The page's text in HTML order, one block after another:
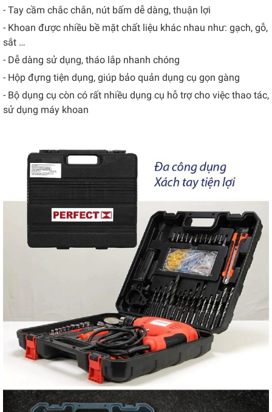
- Tay cầm chắc chắn, nút bấm dễ dàng, thuận lợi
- Khoan được nhiều bề mặt chất liệu khác nhau như: gạch, gỗ,
sắt …
- Dễ dàng sử dụng, tháo lắp nhanh chóng
- Hộp đựng tiện dụng, giúp bảo quản dụng cụ gọn gàng
- Bộ dụng cụ còn có rất nhiều dụng cụ hỗ trợ cho việc thao tác,
sử dụng máy khoan